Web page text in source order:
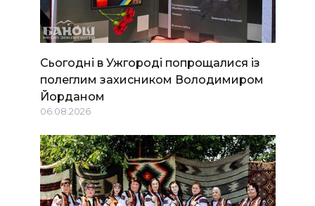
Сьогодні в Ужгороді попрощалися із
полеглим захисником Володимиром
Йорданом
06.08.2026